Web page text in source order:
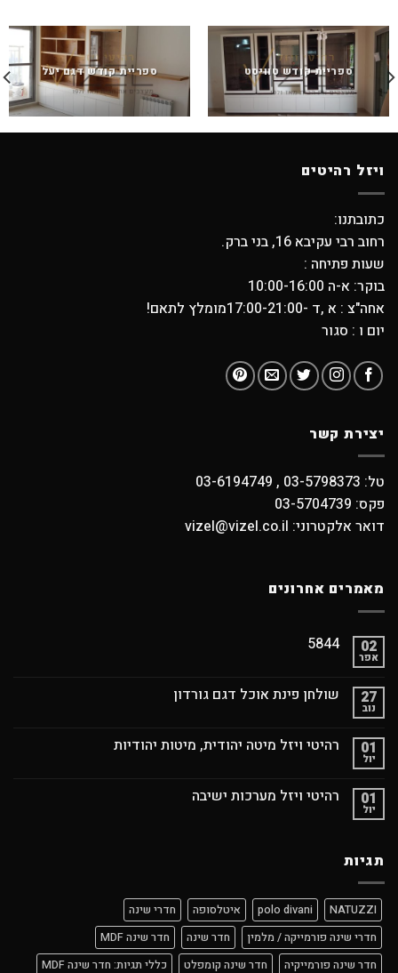
ספריית קודש טוויסט ספריית קודש דגם יעל
ויזל רהיטים
כתובתנו:
רחוב רבי עקיבא 16, בני ברק.
שעות פתיחה :
בוקר: א-ה 10:00-16:00
אחה"צ : א ,ד -17:00-21:00מומלץ לתאם!
יום ו : סגור
יצירת קשר
טל: 03-5798373 , 03-6194749
פקס: 03-5704739
דואר אלקטרוני: vizel@vizel.co.il
מאמרים אחרונים
02
אפר
5844
27
נוב
שולחן פינת אוכל דגם גורדון
01
יול
רהיטי ויזל מיטה יהודית, מיטות יהודיות
01
יול
רהיטי ויזל מערכות ישיבה
תגיות
NATUZZI
polo divani איטלסופה
חדרי שינה
חדרי שינה פורמייקה / מלמין
חדר שינה
חדר שינה MDF
חדר שינה פורמייקיה
חדר שינה קומפלט כללי תגיות: חדר שינה MDF